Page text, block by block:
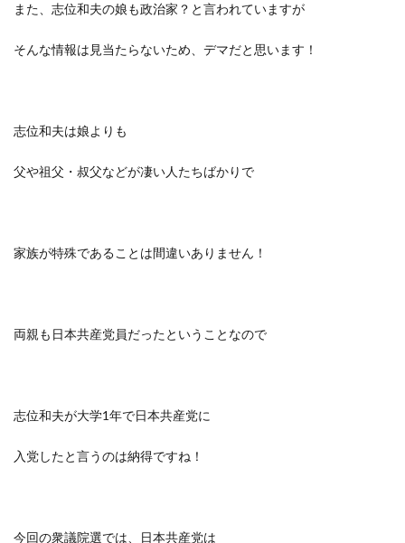
また、 志位和夫の娘も政治家？ と言われていますが
そんな情報は見当たらないため、デマだと思います！
志位和夫は娘よりも
父や祖父・叔父などが凄い人たちばかりで
家族が特殊であることは間違いありません！
両親も日本共産党員だったということなので
志位和夫が大学1年で日本共産党に
入党したと言うのは納得ですね！
今回の衆議院選では、日本共産党は